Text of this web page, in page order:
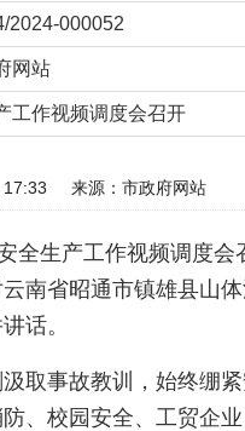
2024-000052
网站
工作视频调度会召开
来源：市政府网站
全生产工作视频调度
南省昭通市镇雄县山
话。
取事故教训，始终绷
、校园安全、工贸企